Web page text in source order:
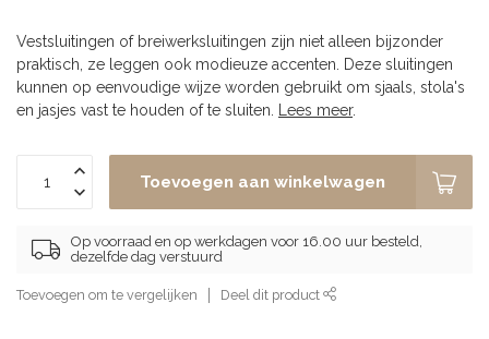
Vestsluitingen of breiwerksluitingen zijn niet alleen bijzonder
praktisch, ze leggen ook modieuze accenten. Deze sluitingen
kunnen op eenvoudige wijze worden gebruikt om sjaals, stola's
en jasjes vast te houden of te sluiten.
Lees meer.
Toevoegen aan winkelwagen
Op voorraad en op werkdagen voor 16.00 uur besteld,
dezelfde dag verstuurd
Toevoegen om te vergelijken Deel dit product